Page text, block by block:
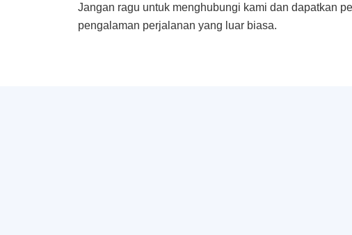
Jangan ragu untuk menghubungi kami dan dapatkan
pengalaman perjalanan yang luar biasa.